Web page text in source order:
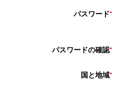
パスワード
パスワードの確認
国と地域